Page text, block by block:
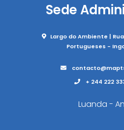
Sede
Largo do Ambiente |
Portugueses -
+ 244 222
Luanda -